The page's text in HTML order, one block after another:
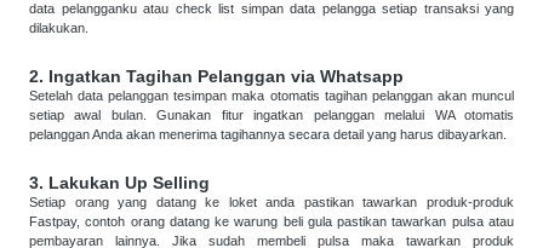
data pelangganku atau check list simpan data pelangga setiap transaksi yang
dilakukan.
2. Ingatkan Tagihan Pelanggan via Whatsapp
Setelah data pelanggan tesimpan maka otomatis tagihan pelanggan akan muncul
setiap awal bulan. Gunakan fitur ingatkan pelanggan melalui WA otomatis
pelanggan Anda akan menerima tagihannya secara detail yang harus dibayarkan.
3. Lakukan Up Selling
Setiap orang yang datang ke loket anda pastikan tawarkan produk-produk
Fastpay, contoh orang datang ke warung beli gula pastikan tawarkan pulsa atau
pembayaran lainnya. Jika sudah membeli pulsa maka tawarkan produk